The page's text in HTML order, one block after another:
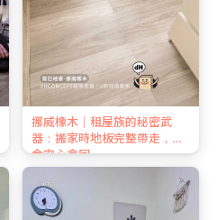
挪威橡木｜租屋族的秘密武
器：搬家時地板完整帶走，押
金安心拿回